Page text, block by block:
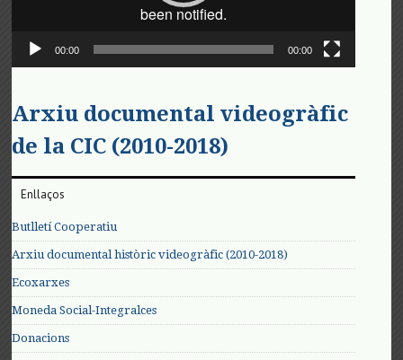
00:00 00:00
Arxiu documental videogràfic
de la CIC (2010-2018)
Enllaços
Butlletí Cooperatiu
Arxiu documental històric videogràfic (2010-2018)
Ecoxarxes
Moneda Social-Integralces
Donacions